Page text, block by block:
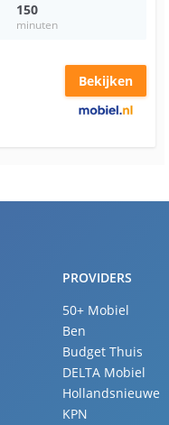
150
minuten
Bekijken
PROVIDERS
50+ Mobiel
Ben
Budget Thuis
DELTA Mobiel
Hollandsnieuwe
KPN